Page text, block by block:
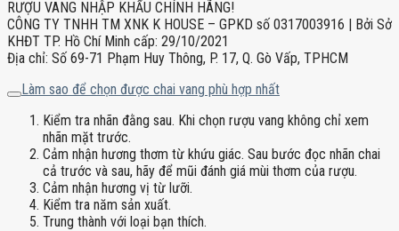
RƯỢU VANG NHẬP KHẨU CHÍNH HÃNG!
CÔNG TY TNHH TM XNK K HOUSE – GPKD số 0317003916 | Bởi Sở
KHĐT TP. Hồ Chí Minh cấp: 29/10/2021
Địa chỉ: Số 69-71 Phạm Huy Thông, P. 17, Q. Gò Vấp, TPHCM
Làm sao để chọn được chai vang phù hợp nhất
Kiểm tra nhãn đằng sau. Khi chọn rượu vang không chỉ xem
nhãn mặt trước.
Cảm nhận hương thơm từ khứu giác. Sau bước đọc nhãn chai
cả trước và sau, hãy để mũi đánh giá mùi thơm của rượu.
Cảm nhận hương vị từ lưỡi.
Kiểm tra năm sản xuất.
Trung thành với loại bạn thích.